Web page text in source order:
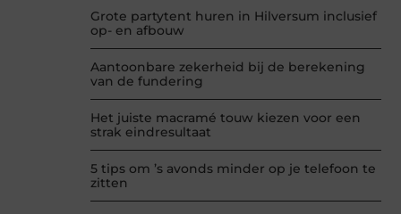
Grote partytent huren in Hilversum inclusief
op- en afbouw
Aantoonbare zekerheid bij de berekening
van de fundering
Het juiste macramé touw kiezen voor een
strak eindresultaat
5 tips om ’s avonds minder op je telefoon te
zitten